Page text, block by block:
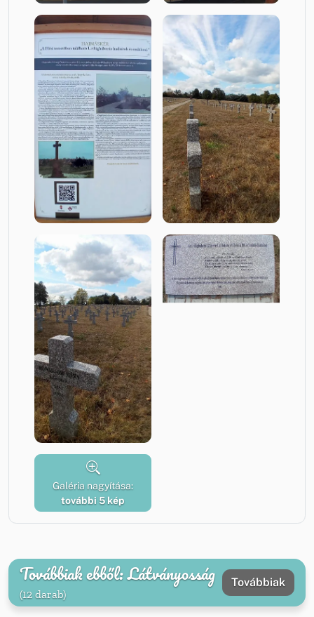
Galéria nagyítása:
további 5 kép
Továbbiak ebből: Látványosság
(12 darab)
Továbbiak